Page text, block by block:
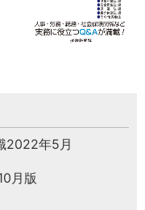
2022年5月
月版